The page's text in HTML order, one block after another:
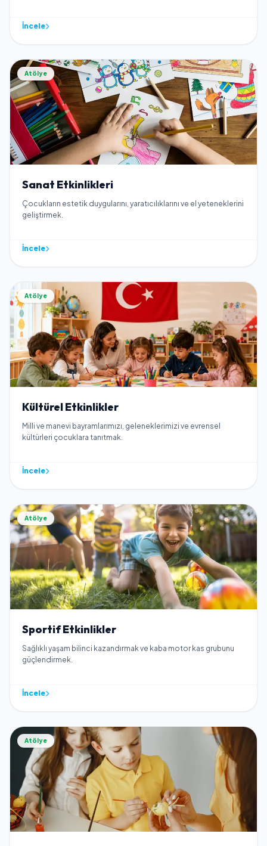
İncele
Atölye
Sanat Etkinlikleri
Çocukların estetik duygularını, yaratıcılıklarını ve el yeteneklerini
geliştirmek.
İncele
Atölye
Kültürel Etkinlikler
Milli ve manevi bayramlarımızı, geleneklerimizi ve evrensel
kültürleri çocuklara tanıtmak.
İncele
Atölye
Sportif Etkinlikler
Sağlıklı yaşam bilinci kazandırmak ve kaba motor kas grubunu
güçlendirmek.
İncele
Atölye